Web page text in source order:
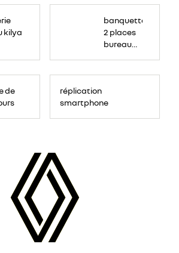
kilya
banquette
2 places
bureau
de
réplication
smartphone